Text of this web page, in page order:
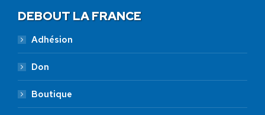
DEBOUT LA FRANCE
Adhésion
Don
Boutique